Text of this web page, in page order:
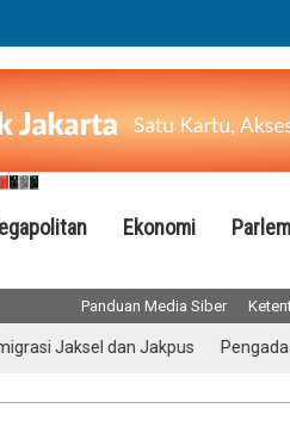
Ekonomi
Panduan Media Siber
dan Jakpus Pengadaan Kapal